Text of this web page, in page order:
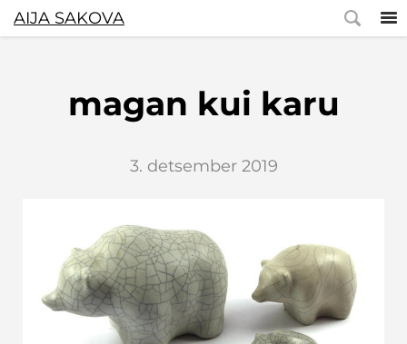
AIJA SAKOVA
magan kui karu
3. detsember 2019